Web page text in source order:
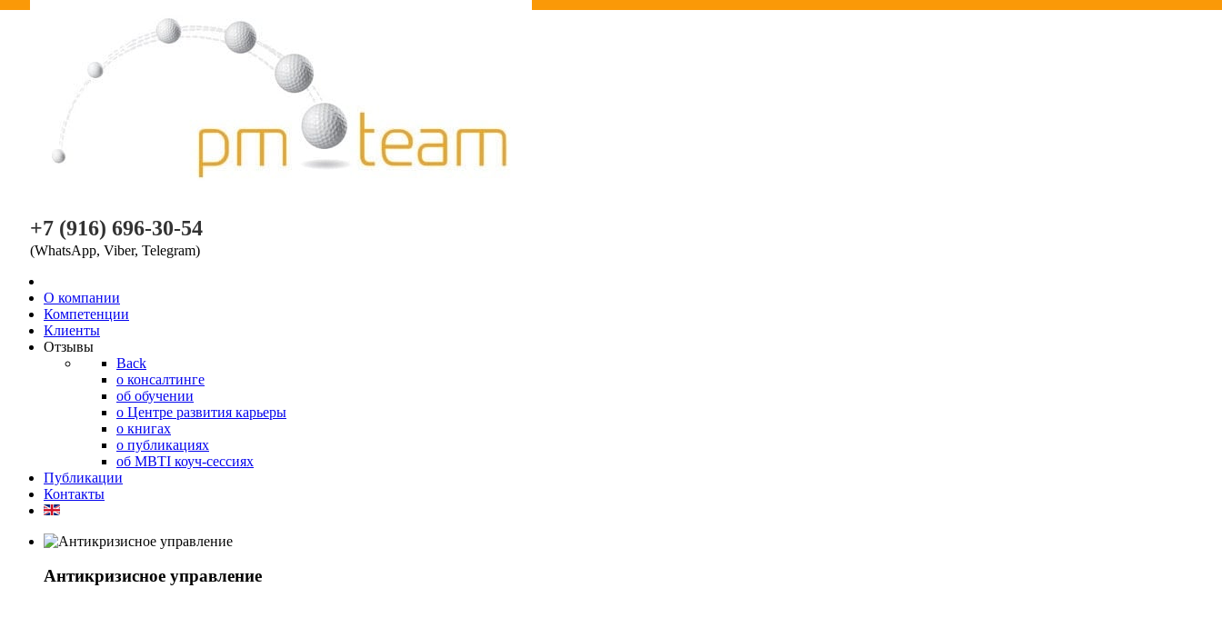
+7 (916) 696-30-54
(WhatsApp, Viber, Telegram)
O компании
Компетенции
Клиенты
Отзывы
Back
о консалтинге
об обучении
о Центре развития карьеры
о книгах
о публикациях
об MBTI коуч-сессиях
Публикации
Контакты
Антикризисное управление